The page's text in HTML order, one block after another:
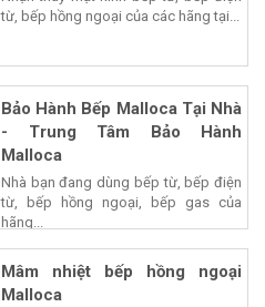
từ, bếp hồng ngoại của các hãng tại...
Bảo Hành Bếp Malloca Tại Nhà
- Trung Tâm Bảo Hành
Malloca
Nhà bạn đang dùng bếp từ, bếp điện
từ, bếp hồng ngoại, bếp gas của
hãng...
Mâm nhiệt bếp hồng ngoại
Malloca